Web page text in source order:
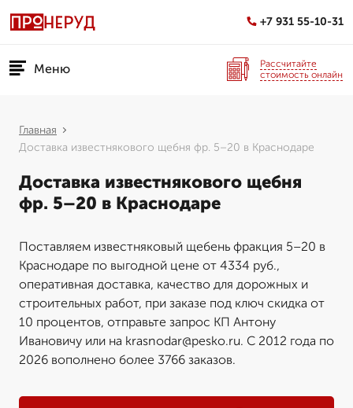
+7 931 55-10-31
Меню
Рассчитайте
стоимость онлайн
Главная
Доставка известнякового щебня фр. 5–20 в Краснодаре
Доставка известнякового щебня
фр. 5–20 в Краснодаре
Поставляем известняковый щебень фракция 5–20 в
Краснодаре по выгодной цене от 4334 руб.,
оперативная доставка, качество для дорожных и
строительных работ, при заказе под ключ скидка от
10 процентов, отправьте запрос КП Антону
Ивановичу или на krasnodar@pesko.ru. С 2012 года по
2026 вополнено более 3766 заказов.